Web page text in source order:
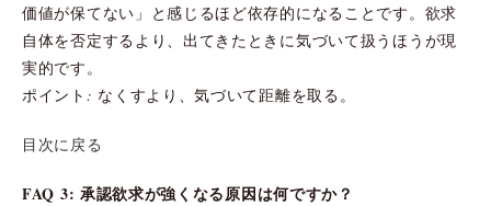
価値が保てない」と感じるほど依存的になることです。欲求
自体を否定するより、出てきたときに気づいて扱うほうが現
実的です。
ポイント: なくすより、気づいて距離を取る。
目次に戻る
FAQ 3: 承認欲求が強くなる原因は何ですか？